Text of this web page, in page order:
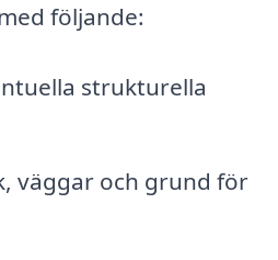
följande:
strukturella
väggar och grund för